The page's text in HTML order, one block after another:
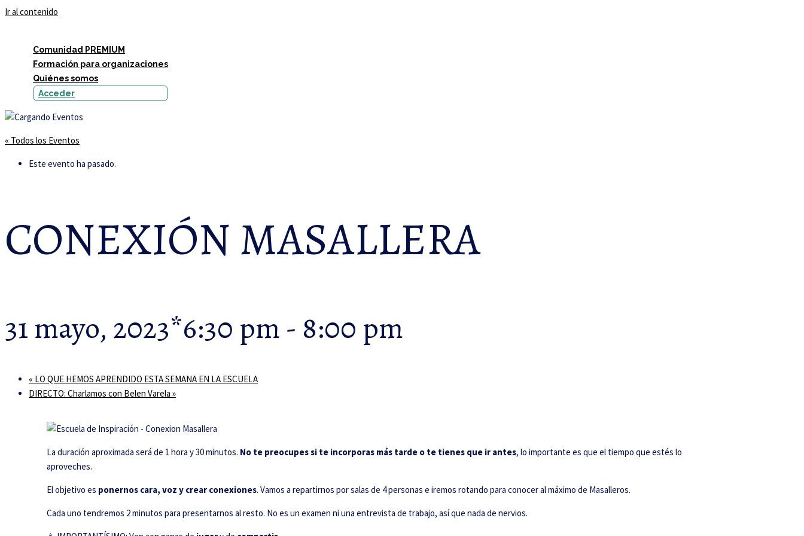
Ir al contenido
Comunidad PREMIUM
Formación para organizaciones
Quiénes somos
Acceder
« Todos los Eventos
Este evento ha pasado.
CONEXIÓN MASALLERA
31 mayo, 2023*6:30 pm- 8:00 pm
« LO QUE HEMOS APRENDIDO ESTA SEMANA EN LA ESCUELA
DIRECTO: Charlamos con Belen Varela »
La duración aproximada será de 1 hora y 30 minutos. No te preocupes si te incorporas más tarde o te tienes que ir antes, lo importante es que el tiempo que estés lo
aproveches.
El objetivo es ponernos cara, voz y crear conexiones. Vamos a repartirnos por salas de 4 personas e iremos rotando para conocer al máximo de Masalleros.
Cada uno tendremos 2 minutos para presentarnos al resto. No es un examen ni una entrevista de trabajo, así que nada de nervios.